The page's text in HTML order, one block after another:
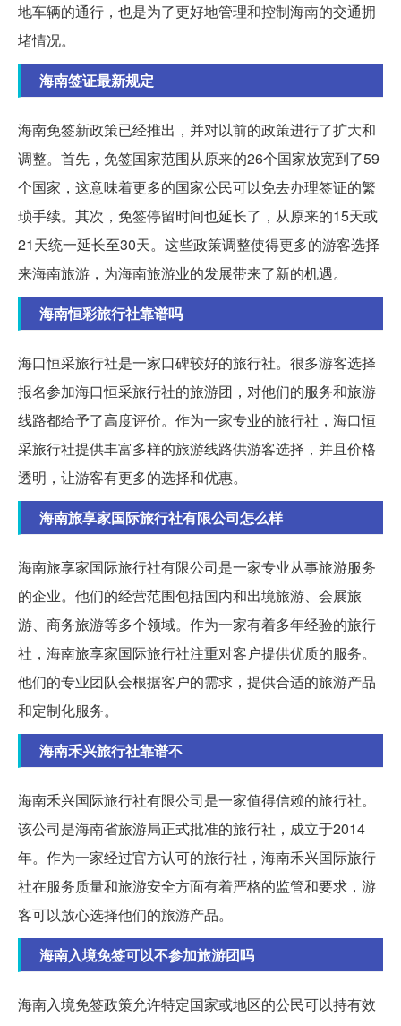
地车辆的通行，也是为了更好地管理和控制海南的交通拥
堵情况。
海南签证最新规定
海南免签新政策已经推出，并对以前的政策进行了扩大和
调整。首先，免签国家范围从原来的26个国家放宽到了59
个国家，这意味着更多的国家公民可以免去办理签证的繁
琐手续。其次，免签停留时间也延长了，从原来的15天或
21天统一延长至30天。这些政策调整使得更多的游客选择
来海南旅游，为海南旅游业的发展带来了新的机遇。
海南恒彩旅行社靠谱吗
海口恒采旅行社是一家口碑较好的旅行社。很多游客选择
报名参加海口恒采旅行社的旅游团，对他们的服务和旅游
线路都给予了高度评价。作为一家专业的旅行社，海口恒
采旅行社提供丰富多样的旅游线路供游客选择，并且价格
透明，让游客有更多的选择和优惠。
海南旅享家国际旅行社有限公司怎么样
海南旅享家国际旅行社有限公司是一家专业从事旅游服务
的企业。他们的经营范围包括国内和出境旅游、会展旅
游、商务旅游等多个领域。作为一家有着多年经验的旅行
社，海南旅享家国际旅行社注重对客户提供优质的服务。
他们的专业团队会根据客户的需求，提供合适的旅游产品
和定制化服务。
海南禾兴旅行社靠谱不
海南禾兴国际旅行社有限公司是一家值得信赖的旅行社。
该公司是海南省旅游局正式批准的旅行社，成立于2014
年。作为一家经过官方认可的旅行社，海南禾兴国际旅行
社在服务质量和旅游安全方面有着严格的监管和要求，游
客可以放心选择他们的旅游产品。
海南入境免签可以不参加旅游团吗
海南入境免签政策允许特定国家或地区的公民可以持有效